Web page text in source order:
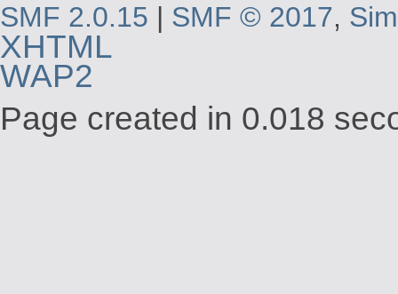
SMF 2.0.15 | SMF © 2017,
XHTML
WAP2
Page created in 0.018